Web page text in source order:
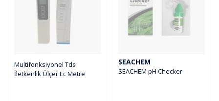
Multifonksiyonel Tds
İletkenlik Ölçer Ec Metre
SEACHEM
SEACHEM pH Checker